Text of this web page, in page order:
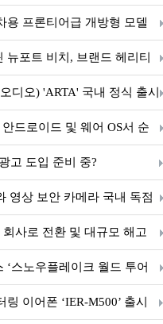
용 프론티어급 개방형 모델
포트 비치, 브랜드 헤리티
개디오) 'ARTA' 국내 정식 출시
드로이드 및 웨어 OS서 순
고 도입 준비 중?
영상 보안 카메라 국내 독점
사로 전환 및 대규모 해고
스노우플레이크 월드 투어
이어폰 ‘IER-M500’ 출시